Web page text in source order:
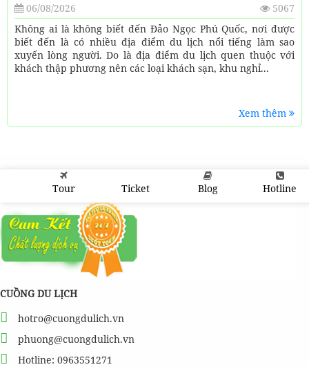
06/08/2026
5067
Không ai là không biết đến Đảo Ngọc Phú Quốc, nơi được
biết đến là có nhiều địa điểm du lịch nổi tiếng làm sao
xuyến lòng người. Do là địa điểm du lịch quen thuộc với
khách thập phương nên các loại khách sạn, khu nghỉ...
Xem thêm
Tour Ticket Blog Hotline
CUỒNG DU LỊCH
hotro@cuongdulich.vn
phuong@cuongdulich.vn
Hotline: 0963551271